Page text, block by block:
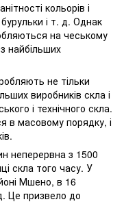
кольорів і
і т. д. Однак
на чеському
найбільших
не тільки
виробників скла і
і технічного скла.
в масовому порядку, і
неперервна з 1500
скла того часу. У
Мшено, в 16
Це призвело до